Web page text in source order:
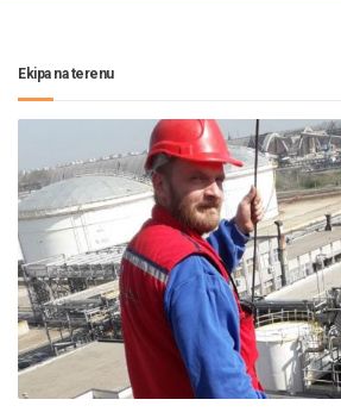
Ekipa na terenu